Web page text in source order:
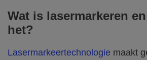
Wat is lasermarkeren
het?
Lasermarkeertechnologie maakt